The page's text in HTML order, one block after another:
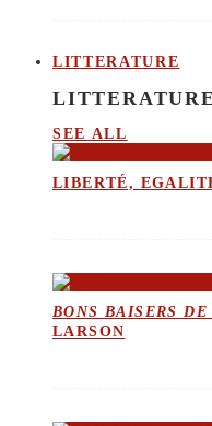
LITTERATURE
LITTERATURE
SEE ALL
LIBERTÉ,
BONS BAISERS DE
LARSON